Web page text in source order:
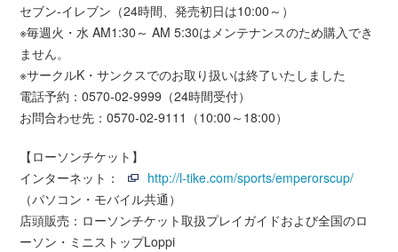
セブン-イレブン（24時間、発売初日は10:00～）
※毎週火・水 AM1:30～ AM 5:30はメンテナンスのため購入でき
ません。
※サークルK・サンクスでのお取り扱いは終了いたしました
電話予約：0570-02-9999（24時間受付）
お問合わせ先：0570-02-9111（10:00～18:00）
【ローソンチケット】
インターネット：
http://l-tike.com/sports/emperorscup/
（パソコン・モバイル共通）
店頭販売：ローソンチケット取扱プレイガイドおよび全国のロ
ーソン・ミニストップLoppi